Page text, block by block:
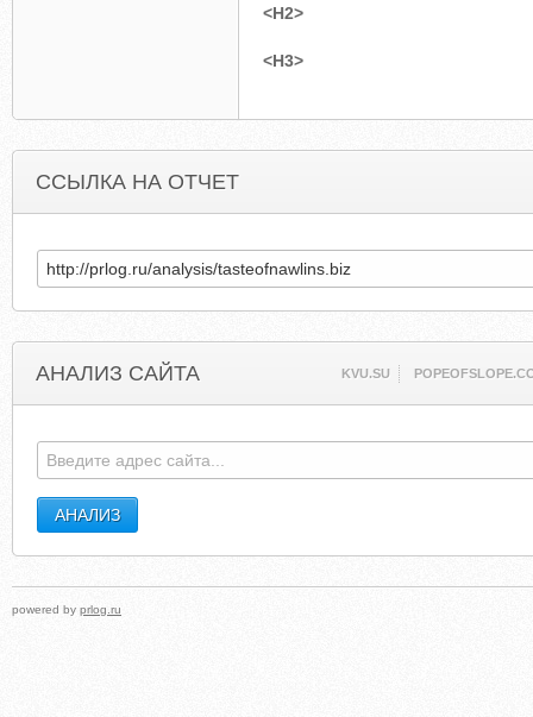
<H2>
<H3>
ССЫЛКА НА ОТЧЕТ
АНАЛИЗ САЙТА KVU.SU
powered by prlog.ru